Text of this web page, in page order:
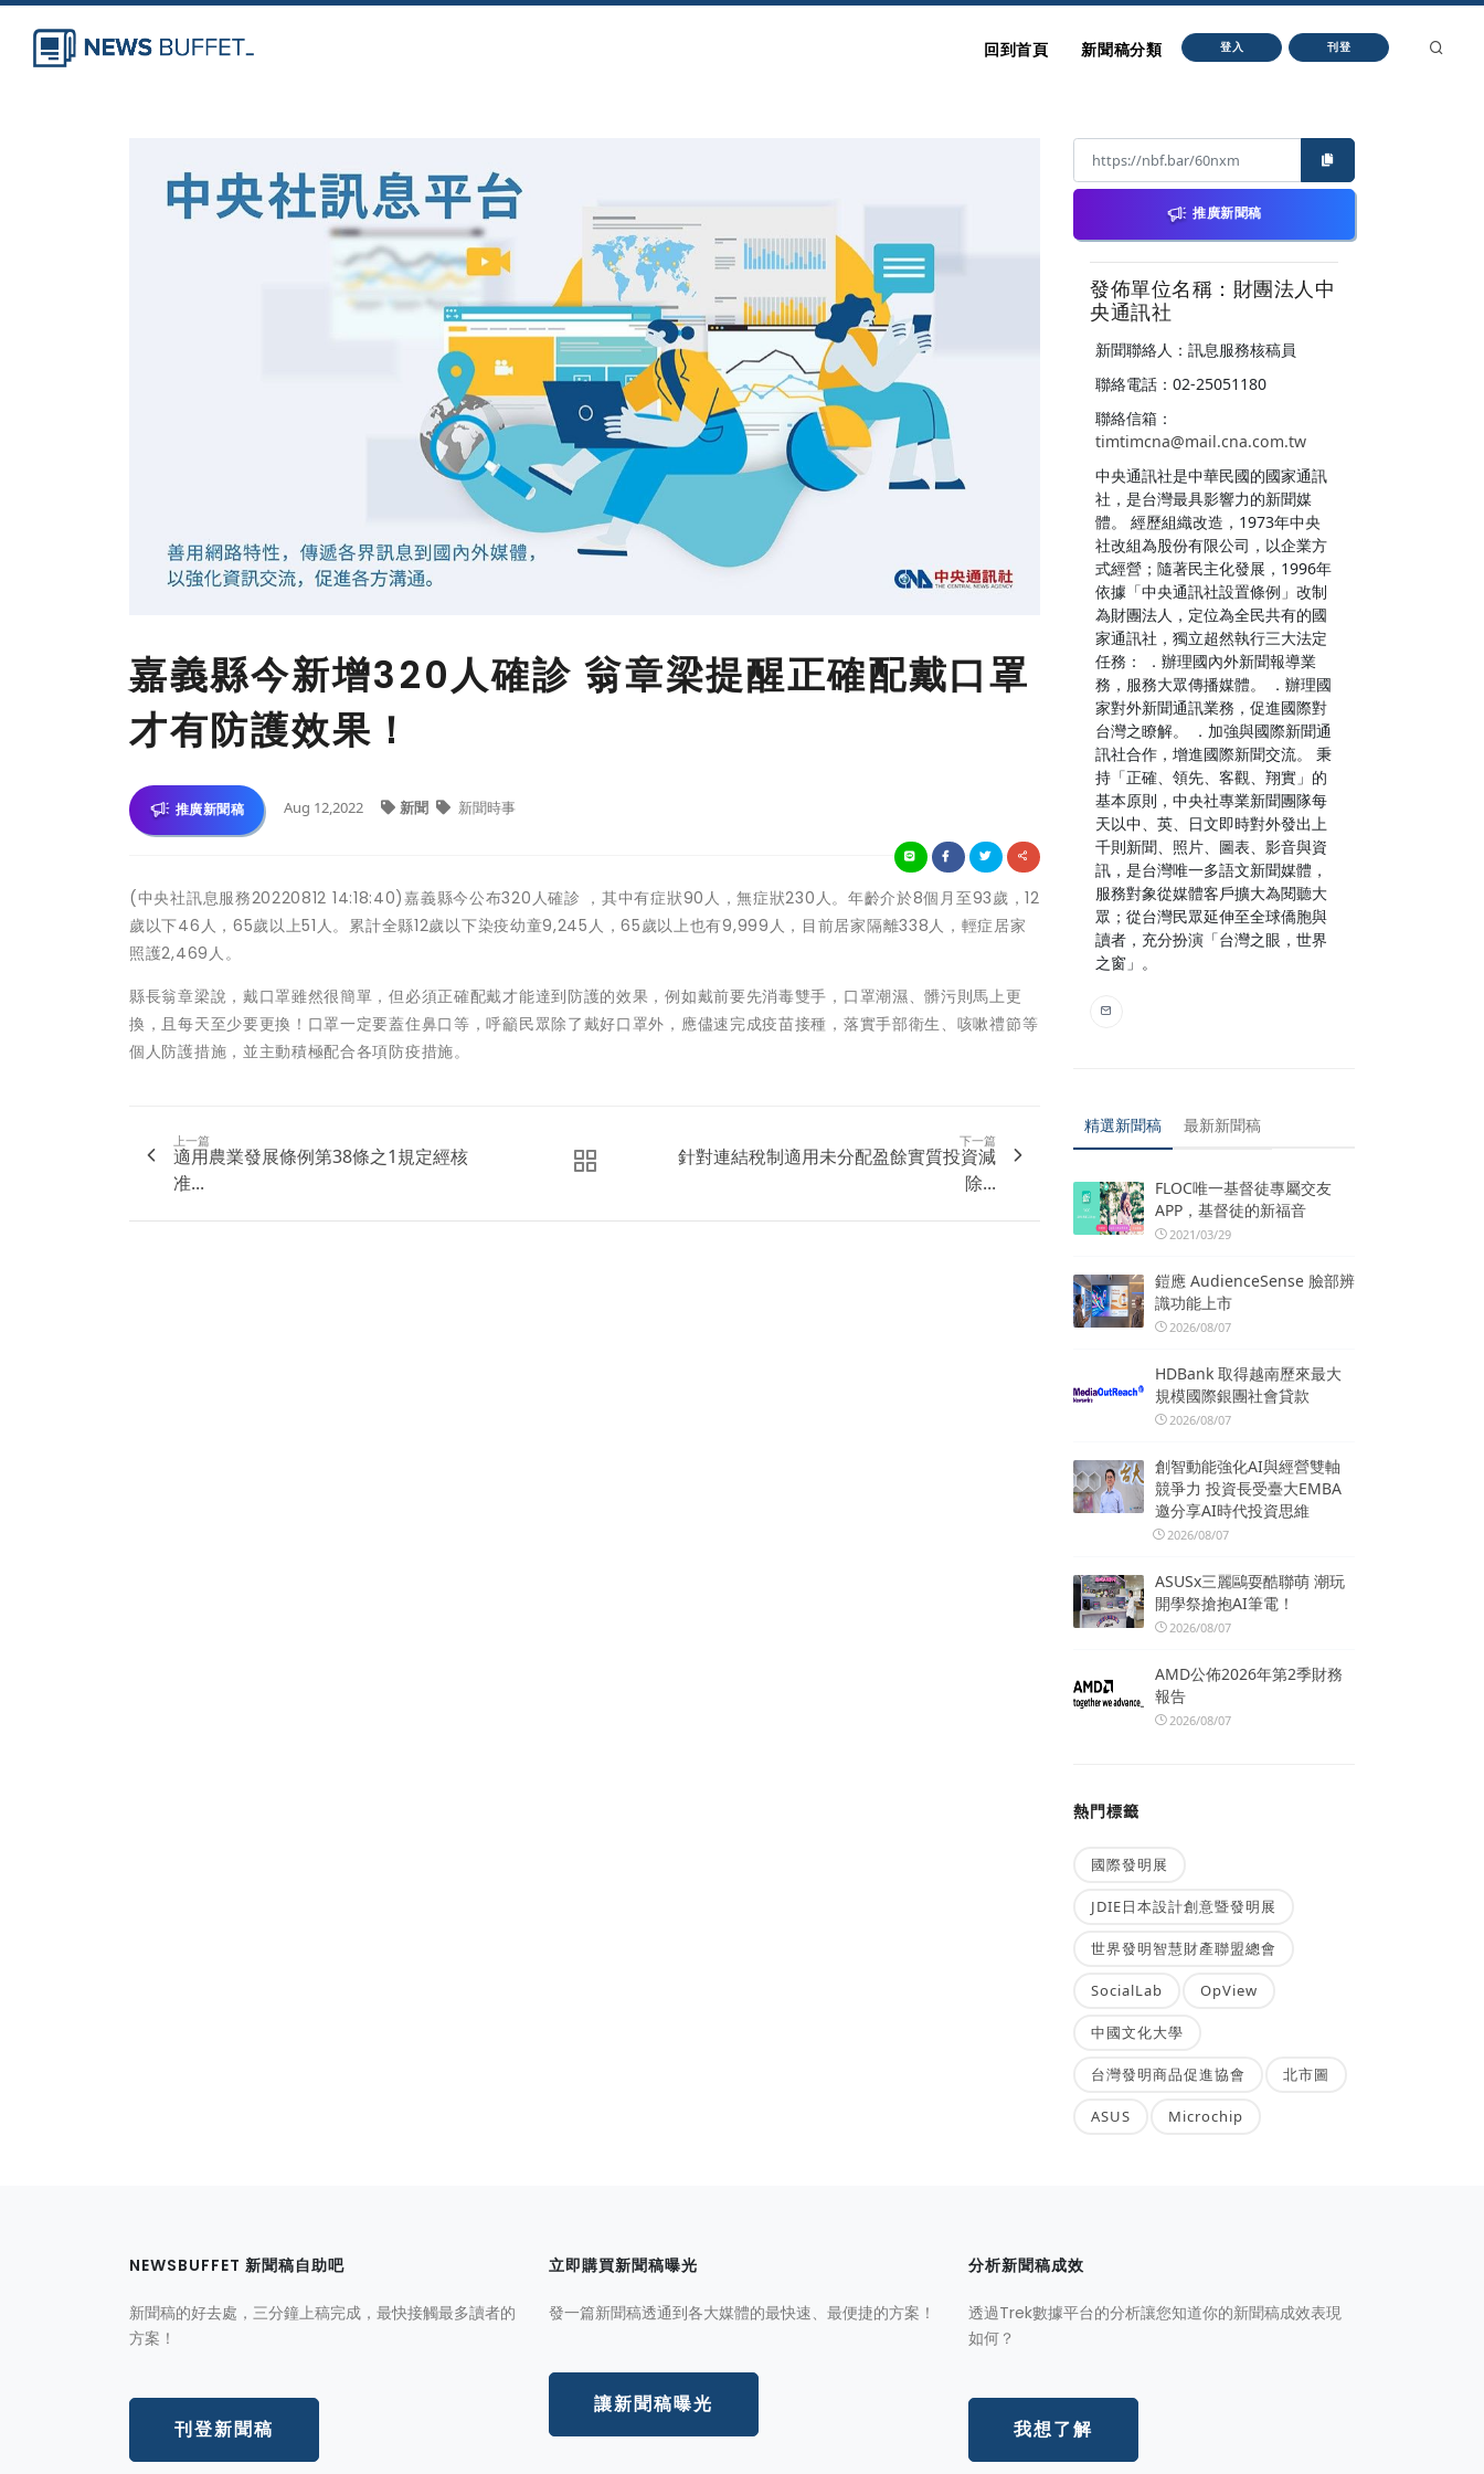
回到首頁 新聞稿分類 登入 刊登
嘉義縣今新增320人確診 翁章梁提醒正確配戴口罩
才有防護效果！
推廣新聞稿 Aug 12,2022 新聞 新聞時事
(中央社訊息服務20220812 14:18:40)嘉義縣今公布320人確診 ，其中有症狀90人，無症狀230人。年齡介於8個月至93歲，12
歲以下46人，65歲以上51人。累計全縣12歲以下染疫幼童9,245人，65歲以上也有9,999人，目前居家隔離338人，輕症居家
照護2,469人。
縣長翁章梁說，戴口罩雖然很簡單，但必須正確配戴才能達到防護的效果，例如戴前要先消毒雙手，口罩潮濕、髒污則馬上更
換，且每天至少要更換！口罩一定要蓋住鼻口等，呼籲民眾除了戴好口罩外，應儘速完成疫苗接種，落實手部衛生、咳嗽禮節等
個人防護措施，並主動積極配合各項防疫措施。
上一篇
適用農業發展條例第38條之1規定經核
准...
下一篇
針對連結稅制適用未分配盈餘實質投資減
除...
推廣新聞稿
發佈單位名稱：財團法人中
央通訊社
新聞聯絡人：訊息服務核稿員
聯絡電話：02-25051180
聯絡信箱：
timtimcna@mail.cna.com.tw
中央通訊社是中華民國的國家通訊
社，是台灣最具影響力的新聞媒
體。 經歷組織改造，1973年中央
社改組為股份有限公司，以企業方
式經營；隨著民主化發展，1996年
依據「中央通訊社設置條例」改制
為財團法人，定位為全民共有的國
家通訊社，獨立超然執行三大法定
任務： ．辦理國內外新聞報導業
務，服務大眾傳播媒體。 ．辦理國
家對外新聞通訊業務，促進國際對
台灣之瞭解。 ．加強與國際新聞通
訊社合作，增進國際新聞交流。 秉
持「正確、領先、客觀、翔實」的
基本原則，中央社專業新聞團隊每
天以中、英、日文即時對外發出上
千則新聞、照片、圖表、影音與資
訊，是台灣唯一多語文新聞媒體，
服務對象從媒體客戶擴大為閱聽大
眾；從台灣民眾延伸至全球僑胞與
讀者，充分扮演「台灣之眼，世界
之窗」。
精選新聞稿 最新新聞稿
FLOC唯一基督徒專屬交友
APP，基督徒的新福音
2021/03/29
鎧應 AudienceSense 臉部辨
識功能上市
2026/08/07
HDBank 取得越南歷來最大
規模國際銀團社會貸款
2026/08/07
創智動能強化AI與經營雙軸
競爭力 投資長受臺大EMBA
邀分享AI時代投資思維
2026/08/07
ASUSx三麗鷗耍酷聯萌 潮玩
開學祭搶抱AI筆電！
2026/08/07
AMD公佈2026年第2季財務
報告
2026/08/07
熱門標籤
國際發明展
JDIE日本設計創意暨發明展
世界發明智慧財產聯盟總會
SocialLab OpView
中國文化大學
台灣發明商品促進協會 北市圖
ASUS Microchip
NEWSBUFFET 新聞稿自助吧
新聞稿的好去處，三分鐘上稿完成，最快接觸最多讀者的
方案！
刊登新聞稿
立即購買新聞稿曝光
發一篇新聞稿透通到各大媒體的最快速、最便捷的方案！
讓新聞稿曝光
分析新聞稿成效
透過Trek數據平台的分析讓您知道你的新聞稿成效表現
如何？
我想了解